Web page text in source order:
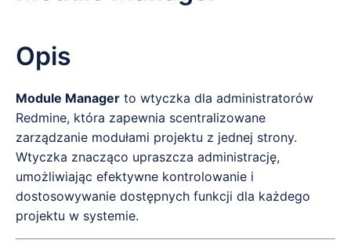
Opis
Module Manager to wtyczka dla administratorów
Redmine, która zapewnia scentralizowane
zarządzanie modułami projektu z jednej strony.
Wtyczka znacząco upraszcza administrację,
umożliwiając efektywne kontrolowanie i
dostosowywanie dostępnych funkcji dla każdego
projektu w systemie.